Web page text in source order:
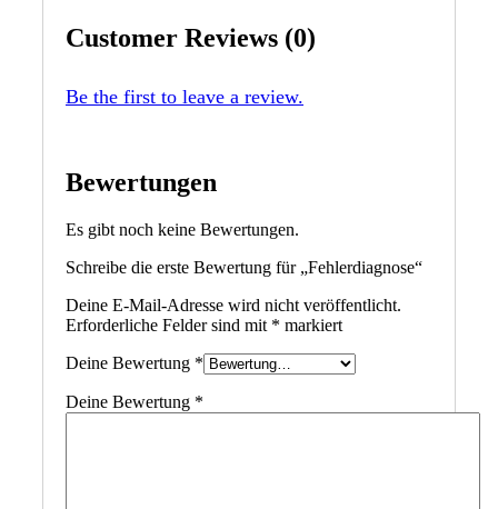
Customer Reviews (0)
Be the first to leave a review.
Bewertungen
Es gibt noch keine Bewertungen.
Schreibe die erste Bewertung für „Fehlerdiagnose“
Deine E-Mail-Adresse wird nicht veröffentlicht.
Erforderliche Felder sind mit * markiert
Deine Bewertung *
Deine Bewertung *